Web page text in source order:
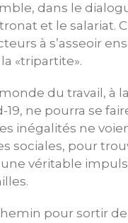
dans le
et le salariat.
à s’asseoir
«tripartite».
du travail, à
19, ne pourra se
inégalités ne
sociales, pour
véritable
pour sortir